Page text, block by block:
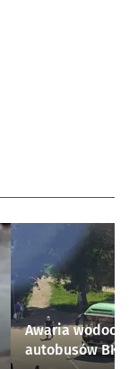
Awaria
autobusów